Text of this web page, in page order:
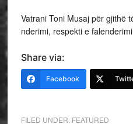
Vatrani Toni Musaj për gjithë
nderimi, respekti e
Share via:
Facebook
FILED UNDER: FEATURED